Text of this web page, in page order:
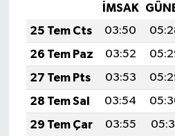
İMSAK
25 Tem Cts
03:50
26 Tem Paz
03:52
27 Tem Pts
03:53
28 Tem Sal
03:54
29 Tem Çar
03:55